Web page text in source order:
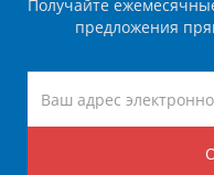
Получайте
предложения